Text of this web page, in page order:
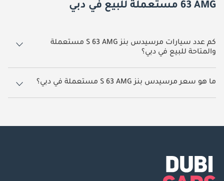
63 AMG مستعملة للبيع في دبي
كم عدد سيارات مرسيدس بنز S 63 AMG مستعملة
والمتاحة للبيع في دبي؟
22 سيارة مرسيدس بنز S 63 AMG مستعملة متوفرة للبيع في دبي.
ما هو سعر مرسيدس بنز S 63 AMG مستعملة في دبي؟
يبدأ سعر سيارة مرسيدس بنز S 63 AMG مستعملة في دبي 88,000.